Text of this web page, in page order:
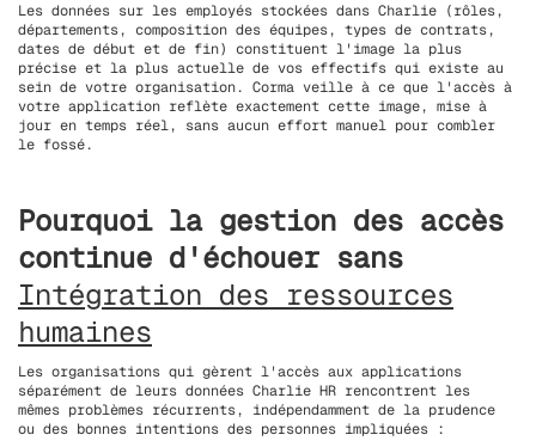
Les données sur les employés stockées dans Charlie (rôles,
départements, composition des équipes, types de contrats,
dates de début et de fin) constituent l'image la plus
précise et la plus actuelle de vos effectifs qui existe au
sein de votre organisation. Corma veille à ce que l'accès à
votre application reflète exactement cette image, mise à
jour en temps réel, sans aucun effort manuel pour combler
le fossé.
Pourquoi la gestion des accès
continue d'échouer sans
Intégration des ressources
humaines
Les organisations qui gèrent l'accès aux applications
séparément de leurs données Charlie HR rencontrent les
mêmes problèmes récurrents, indépendamment de la prudence
ou des bonnes intentions des personnes impliquées :